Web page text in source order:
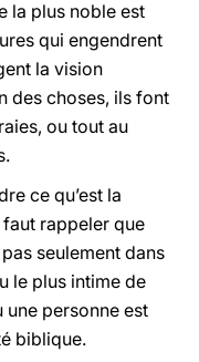
la plus noble est
qui engendrent
la vision
des choses, ils font
ou tout au
ce qu’est la
rappeler que
seulement dans
le plus intime de
une personne est
biblique.